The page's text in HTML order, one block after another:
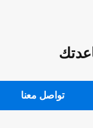
تواصل معنا